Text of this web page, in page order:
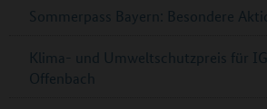
Sommerpass Bayern: Besondere
Klima- und Umweltschutzpreis für
Offenbach